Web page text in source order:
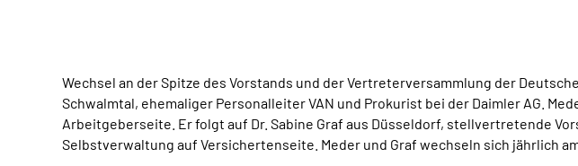
Wechsel an der Spitze des Vorstands und der Vertreterversammlung der
Schwalmtal, ehemaliger Personalleiter VAN und Prokurist bei der Daimler AG.
Arbeitgeberseite. Er folgt auf Dr. Sabine Graf aus Düsseldorf, stellvertretende
Selbstverwaltung auf Versichertenseite. Meder und Graf wechseln sich jährlich